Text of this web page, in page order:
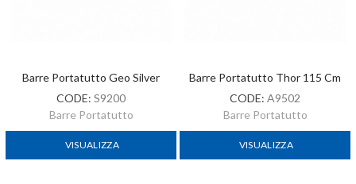
Barre Portatutto Geo Silver
CODE: S9200
Barre Portatutto
VISUALIZZA
Barre Portatutto Thor 115 Cm
CODE: A9502
Barre Portatutto
VISUALIZZA